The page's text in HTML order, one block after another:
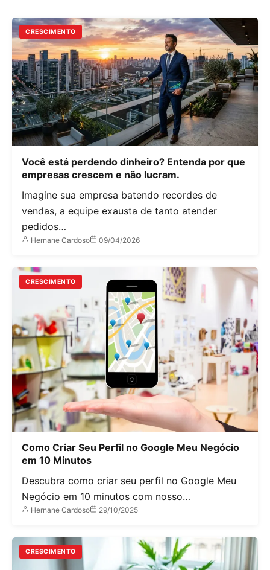
CRESCIMENTO
Você está perdendo dinheiro? Entenda por que
empresas crescem e não lucram.
Imagine sua empresa batendo recordes de
vendas, a equipe exausta de tanto atender
pedidos…
Hernane Cardoso 09/04/2026
CRESCIMENTO
Como Criar Seu Perfil no Google Meu Negócio
em 10 Minutos
Descubra como criar seu perfil no Google Meu
Negócio em 10 minutos com nosso…
Hernane Cardoso 29/10/2025
CRESCIMENTO